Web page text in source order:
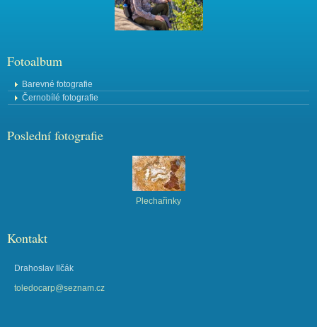
Fotoalbum
Barevné fotografie
Černobílé fotografie
Poslední fotografie
Plechařinky
Kontakt
Drahoslav Ilčák
toledocarp@seznam.cz